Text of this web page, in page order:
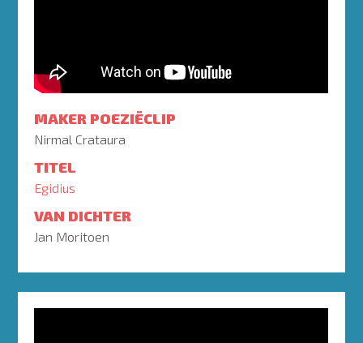
MAKER POEZIËCLIP
Nirmal Crataura
TITEL
Egidius
VAN DICHTER
Jan Moritoen